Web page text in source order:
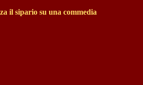
il sipario su una commedia